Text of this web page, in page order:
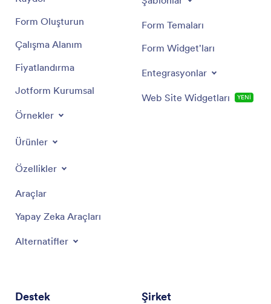
Form Oluşturun
Çalışma Alanım
Fiyatlandırma
Jotform Kurumsal
Örnekler
Ürünler
Özellikler
Araçlar
Yapay Zeka Araçları
Alternatifler
Form Temaları
Form Widget'ları
Entegrasyonlar
Web Site Widgetları YENİ
Destek Şirket